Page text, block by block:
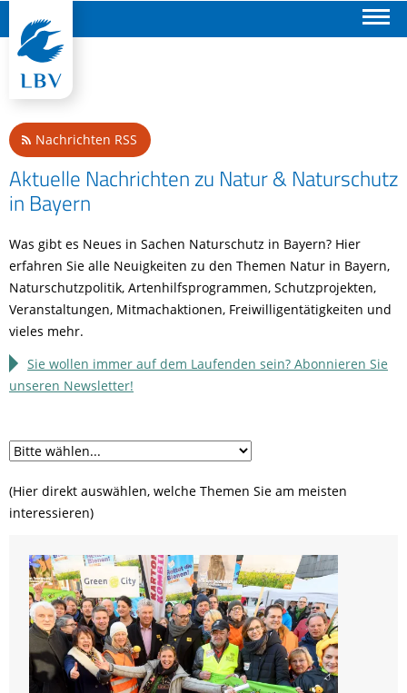
Nachrichten RSS
Aktuelle Nachrichten zu Natur & Naturschutz
in Bayern
Was gibt es Neues in Sachen Naturschutz in Bayern? Hier
erfahren Sie alle Neuigkeiten zu den Themen Natur in Bayern,
Naturschutzpolitik, Artenhilfsprogrammen, Schutzprojekten,
Veranstaltungen, Mitmachaktionen, Freiwilligentätigkeiten und
vieles mehr.
Sie wollen immer auf dem Laufenden sein? Abonnieren Sie
unseren Newsletter!
(Hier direkt auswählen, welche Themen Sie am meisten
interessieren)